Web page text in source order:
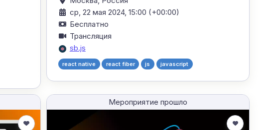
ср, 22 мая 2024, 15:00 (+00:00)
Бесплатно
Трансляция
sb.js
react native react fiber js javascript
Мероприятие прошло